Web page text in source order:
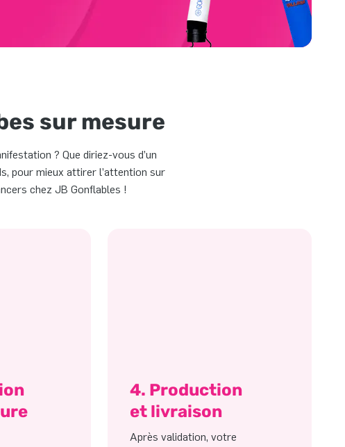
sur mesure
? Que diriez-vous d’un
pour mieux attirer l’attention sur
chez JB Gonflables !
4. Production
et livraison
Après validation, votre